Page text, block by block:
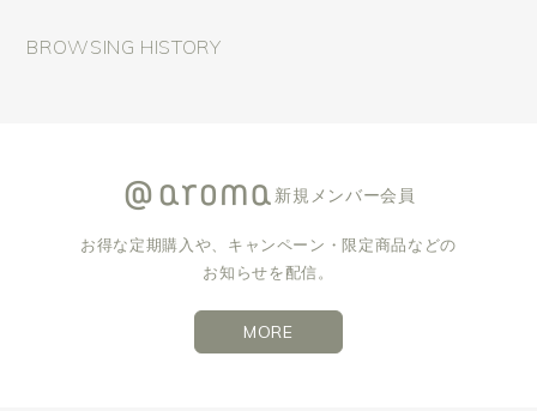
BROWSING HISTORY
新規メンバー会員
お得な定期購入や、キャンペーン・限定商品などの
お知らせを配信。
MORE